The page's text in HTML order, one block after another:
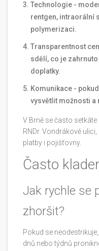
Technologie -
rentgen, intraorální
polymerizaci.
Transparentnost
sdělí, co je
doplatky.
Komunikace -
vysvětlit možnosti a
V Brně se často
RNDr. Vondrákově
platby i pojišťovny.
Často
Jak rychle se
zhoršit?
Pokud se
dnů nebo týdnů